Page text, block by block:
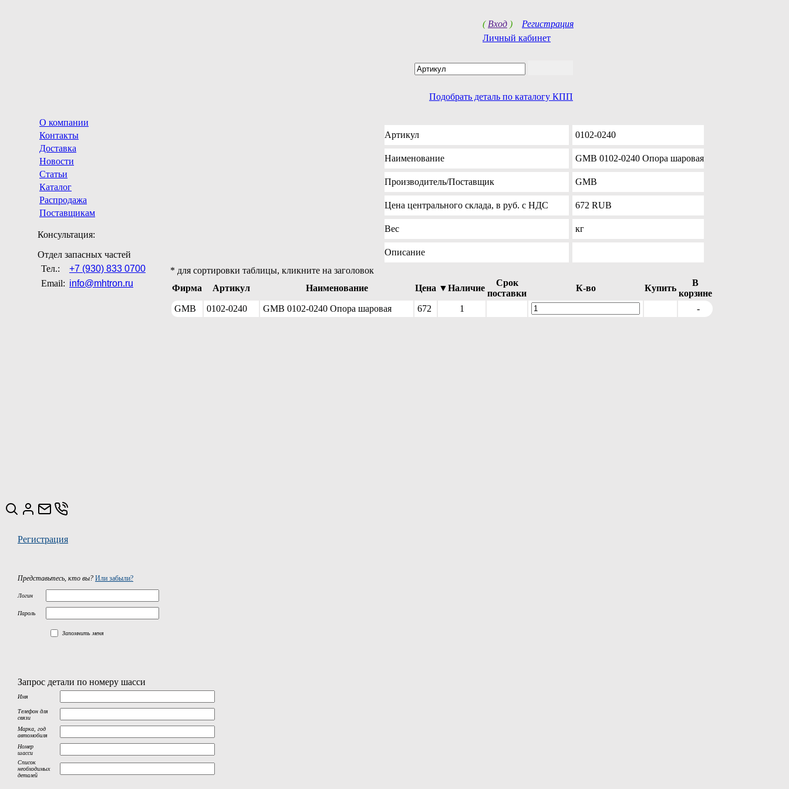
( Вход ) Регистрация
Личный кабинет
Подобрать деталь по каталогу КПП
О компании
Контакты
Доставка
Новости
Статьи
Каталог
Распродажа
Поставщикам
Консультация:
Отдел запасных частей
Тел.:
+7 (930) 833 0700
Email: info@mhtron.ru
Артикул 0102-0240
Наименование GMB 0102-0240 Опора шаровая
Производитель/Поставщик GMB
Цена центрального склада, в руб. с НДС 672 RUB
Вес кг
Описание
* для сортировки таблицы, кликните на заголовок
Фирма
Артикул Наименование Цена ▼Наличие
Срок
поставки
К-во Купить
В
корзине
GMB
0102-0240 GMB 0102-0240 Опора шаровая 672 1 -
Регистрация
Представьтесь, кто вы? Или забыли?
Логин
Пароль
Запомнить меня
Запрос детали по номеру шасси
Имя
Телефон для
связи
Марка, год
автомобиля
Номер
шасси
Список
необходимых
деталей